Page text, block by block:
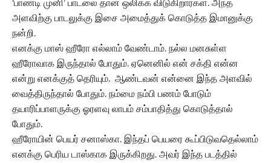
‘பாண்டி முனி’ பாடலை தான் ஒலிக்க விடுகிறார்கள். அந்த
அளவிற்கு பாடலுக்கு இசை அமைத்துக் கொடுத்த இமானுக்கு
நன்றி.
எனக்கு மாஸ் ஹீரோ எல்லாம் வேண்டாம். நல்ல மனசுள்ள
ஹீரோவாக இருந்தால் போதும். ஏனெனில் என் சக்தி என்ன
என்று எனக்குத் தெரியும். ஆண்டவன் என்னை இந்த அளவில்
வைத்திருந்தால் போதும். நம்மை நம்பி பணம் போடும்
தயாரிப்பாளருக்கு ஓரளவு லாபம் சம்பாதித்து கொடுத்தால்
போதும்.
ஹீரோயின் பெயர் சனாஸ்கா. இந்தப் பெயரை கூப்பிடுவதெல்லாம்
எனக்கு பெரிய டாஸ்காக இருக்கிறது. அவர் இந்த படத்தில்